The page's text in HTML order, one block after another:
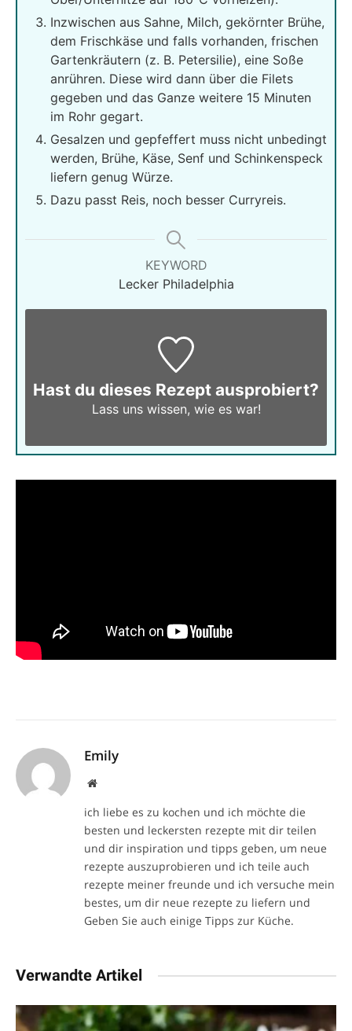
Inzwischen aus Sahne, Milch, gekörnter Brühe,
dem Frischkäse und falls vorhanden, frischen
Gartenkräutern (z. B. Petersilie), eine Soße
anrühren. Diese wird dann über die Filets
gegeben und das Ganze weitere 15 Minuten
im Rohr gegart.
Gesalzen und gepfeffert muss nicht unbedingt
werden, Brühe, Käse, Senf und Schinkenspeck
liefern genug Würze.
Dazu passt Reis, noch besser Curryreis.
KEYWORD
Lecker Philadelphia
Hast du dieses Rezept ausprobiert?
Lass uns wissen, wie es war!
Emily
Website
ich liebe es zu kochen und ich möchte die
besten und leckersten rezepte mit dir teilen
und dir inspiration und tipps geben, um neue
rezepte auszuprobieren und ich teile auch
rezepte meiner freunde und ich versuche mein
bestes, um dir neue rezepte zu liefern und
Geben Sie auch einige Tipps zur Küche.
Verwandte Artikel